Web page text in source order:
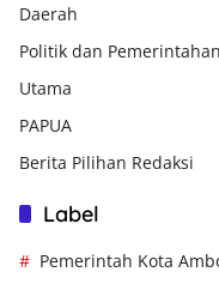
Daerah
Politik dan Pemerintahan
Utama
PAPUA
Berita Pilihan Redaksi
Label
Pemerintah Kota